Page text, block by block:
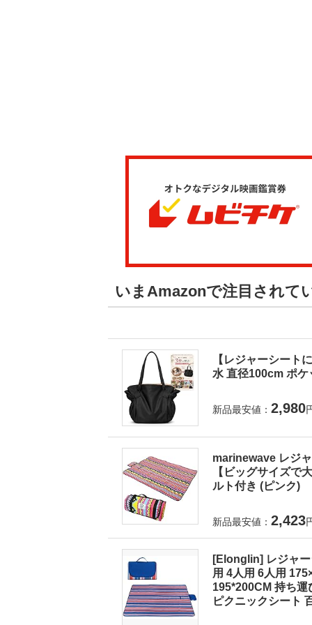
いまAmazonで注目されて
【レジャーシート
水 直径100cm ポ
新品最安値： 2,980
marinewave レジ
【ビッグサイズで
ルト付き (ピンク)
新品最安値： 2,423
[Elonglin] レジャ
用 4人用 6人用
195*200CM 持ち運
ピクニックシート